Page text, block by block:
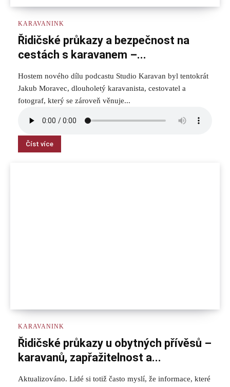
KARAVANINK
Řidičské průkazy a bezpečnost na
cestách s karavanem –...
Hostem nového dílu podcastu Studio Karavan byl tentokrát
Jakub Moravec, dlouholetý karavanista, cestovatel a
fotograf, který se zároveň věnuje...
Číst více
KARAVANINK
Řidičské průkazy u obytných přívěsů –
karavanů, zapřažitelnost a...
Aktualizováno. Lidé si totiž často myslí, že informace, které